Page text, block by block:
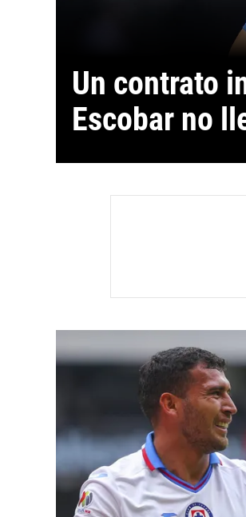
Un contrato
Escobar no